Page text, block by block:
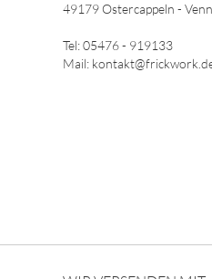
49179 Ostercappeln -
Tel: 05476 - 919133
Mail: